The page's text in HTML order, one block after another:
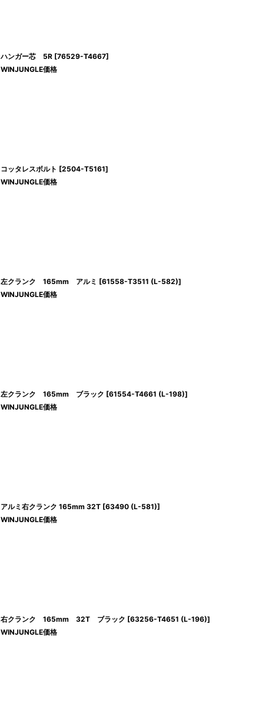
ハンガー芯 5R [76529-T4667]
WINJUNGLE価格
コッタレスボルト [2504-T5161]
WINJUNGLE価格
左クランク 165mm アルミ [61558-T3511 (L-582)]
WINJUNGLE価格
左クランク 165mm ブラック [61554-T4661 (L-198)]
WINJUNGLE価格
アルミ右クランク 165mm 32T [63490 (L-581)]
WINJUNGLE価格
右クランク 165mm 32T ブラック [63256-T4651 (L-196)]
WINJUNGLE価格